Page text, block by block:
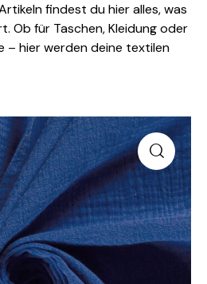
findest du hier alles, was
Ob für Taschen, Kleidung oder
– hier werden deine textilen